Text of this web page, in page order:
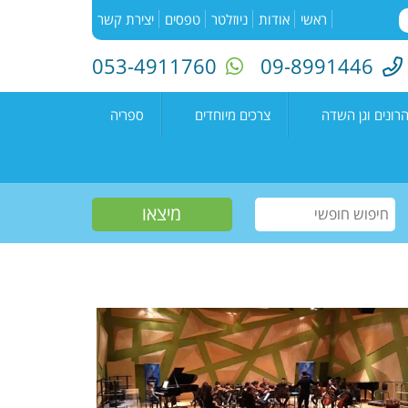
ראשי אודות ניוזלטר טפסים יצירת קשר
09-8991446
053-4911760
וגן השדה
קדימה צורן
צרכים מיוחדים
עמיתים
שווים צעירים
חוגים למיוחדים
ספריה
קטלוג הספריה
הזמנת ספרים
יוצרים מקומיים